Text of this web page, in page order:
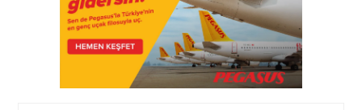
HAVAALANI • 05 AĞU 2026
TASARIMDAN GERÇEĞE:
ANKARA HAVALIMANI
DEVLET KONUKEVI